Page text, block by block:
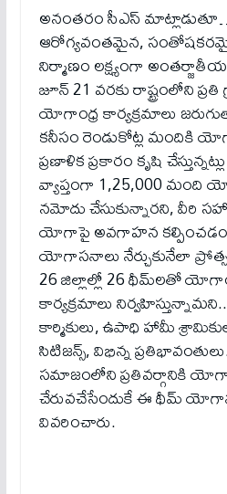
అనంత‌రం సీఎస్
ఆరోగ్య‌వంత‌మైన,
నిర్మాణం ల‌క్ష్యంగా
జూన్ 21 వ‌ర‌కు రాష్ట్రంలోని
యోగాంధ్ర కార్య‌క్ర‌మాలు
క‌నీసం రెండుకోట్ల మందికి
ప్ర‌ణాళిక ప్ర‌కారం కృషి
వ్యాప్తంగా 1,25,000 మంది
న‌మోదు చేసుకున్నార‌ని, వీరి
యోగాపై అవ‌గాహ‌న
యోగాస‌నాలు నేర్చుకునేలా
26 జిల్లాల్లో 26 థీమ్‌ల‌తో
కార్య‌క్ర‌మాలు
కార్మికులు, ఉపాధి హామీ
సిటిజ‌న్స్‌, విభిన్న
స‌మాజంలోని ప్ర‌తివ‌ర్గానికి
చేరువ‌చేసేందుకే ఈ థీమ్ యోగాను
వివ‌రించారు.